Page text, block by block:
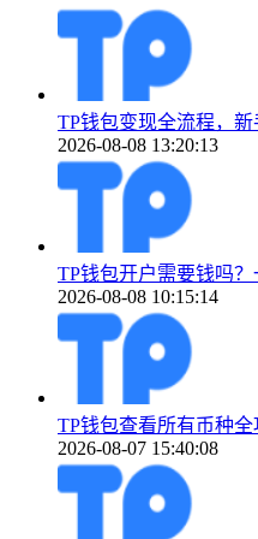
TP钱包变现全流程，
2026-08-08 13:20:13
TP钱包开户需要钱吗
2026-08-08 10:15:14
TP钱包查看所有币种
2026-08-07 15:40:08